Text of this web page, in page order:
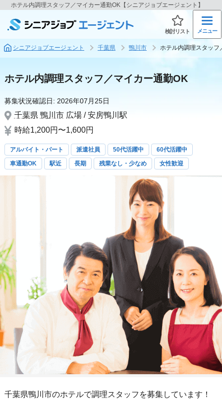
ホテル内調理スタッフ／マイカー通勤OK【シニアジョブエージェント】
検討リスト メニュー
シニアジョブエージェント 千葉県 鴨川市 ホテル内調理スタッフ
ホテル内調理スタッフ／マイカー通勤OK
募集状況確認日: 2026年07月25日
千葉県 鴨川市 広場 / 安房鴨川駅
時給1,200円〜1,600円
アルバイト・パート 派遣社員 50代活躍中
60代活躍中
車通勤OK
駅近 長期 残業なし・少なめ 女性歓迎
千葉県鴨川市のホテルで調理スタッフを募集しています！